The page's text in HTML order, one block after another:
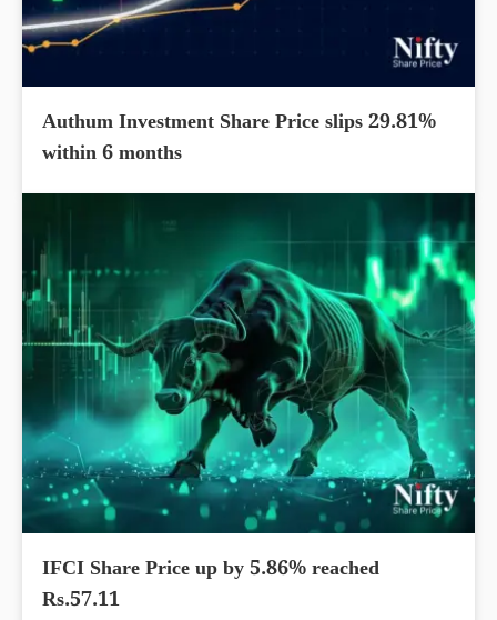
Authum Investment Share Price slips 29.81%
within 6 months
IFCI Share Price up by 5.86% reached
Rs.57.11